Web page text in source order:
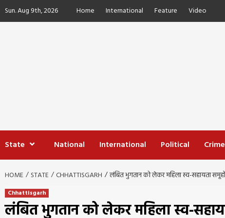
Skip
toSun. Aug 9th, 2026 Home International Feature Video
State National International Political Crime
HOME STATE CHHATTISGARH लंबित भुगतान को लेकर महिला स्व-सहायता
Chhattisgarh
लंबित भुगतान को लेकर महिला स्व-